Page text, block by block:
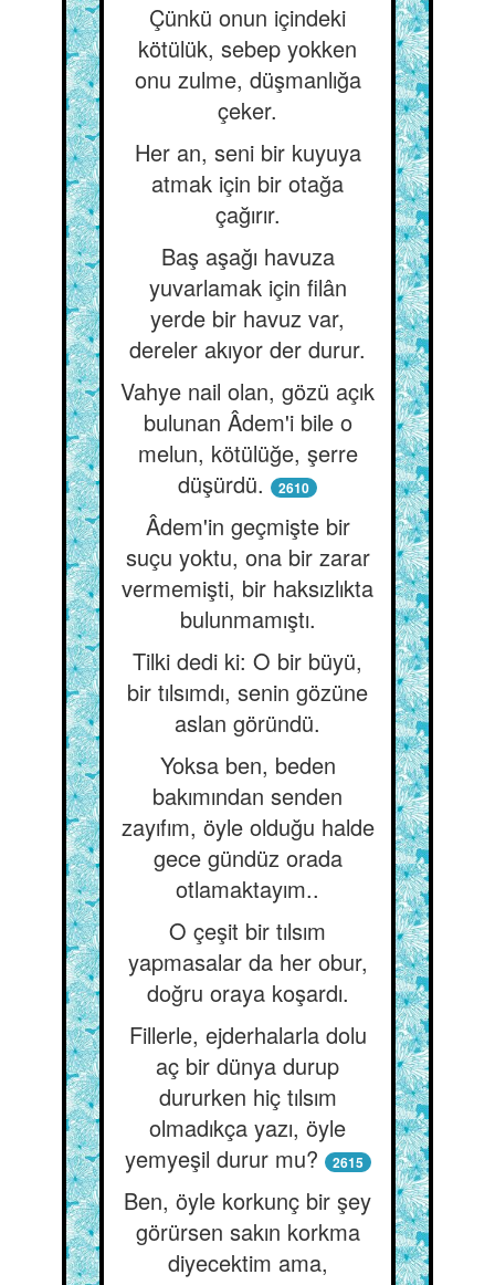
Çünkü onun içindeki
kötülük, sebep yokken
onu zulme, düşmanlığa
çeker.
Her an, seni bir kuyuya
atmak için bir otağa
çağırır.
Baş aşağı havuza
yuvarlamak için filân
yerde bir havuz var,
dereler akıyor der durur.
Vahye nail olan, gözü açık
bulunan Âdem'i bile o
melun, kötülüğe, şerre
düşürdü.
2610
Âdem'in geçmişte bir
suçu yoktu, ona bir zarar
vermemişti, bir haksızlıkta
bulunmamıştı.
Tilki dedi ki: O bir büyü,
bir tılsımdı, senin gözüne
aslan göründü.
Yoksa ben, beden
bakımından senden
zayıfım, öyle olduğu halde
gece gündüz orada
otlamaktayım..
O çeşit bir tılsım
yapmasalar da her obur,
doğru oraya koşardı.
Fillerle, ejderhalarla dolu
aç bir dünya durup
dururken hiç tılsım
olmadıkça yazı, öyle
yemyeşil durur mu?
2615
Ben, öyle korkunç bir şey
görürsen sakın korkma
diyecektim ama,